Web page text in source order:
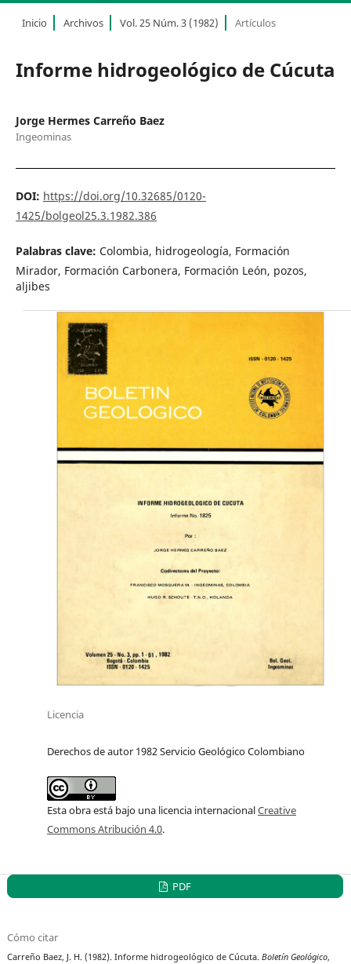
Inicio Archivos Vol. 25 Núm. 3 (1982) Artículos
Informe hidrogeológico de Cúcuta
Jorge Hermes Carreño Baez
Ingeominas
DOI: https://doi.org/10.32685/0120-
1425/bolgeol25.3.1982.386
Palabras clave: Colombia, hidrogeología, Formación
Mirador, Formación Carbonera, Formación León, pozos,
aljibes
Licencia
Derechos de autor 1982 Servicio Geológico Colombiano
Esta obra está bajo una licencia internacionalCreative
Commons Atribución 4.0.
PDF
Cómo citar
Carreño Baez, J. H. (1982). Informe hidrogeológico de Cúcuta.Boletín Geológico,